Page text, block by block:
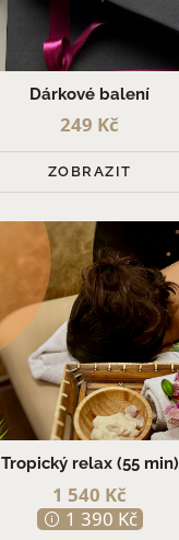
Dárkové balení
249 Kč
ZOBRAZIT
Tropický relax (55 min)
1 540 Kč
1 390 Kč